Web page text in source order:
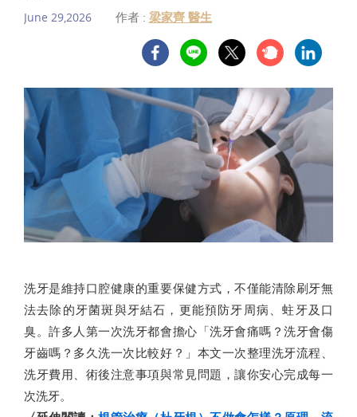
June 29,2026 作者 : 梁家齊 醫生
洗牙是維持口腔健康的重要保健方式，不僅能清除刷牙無
法去除的牙菌斑與牙結石，更能預防牙周病、蛀牙及口
臭。許多人第一次洗牙都會擔心「洗牙會痛嗎？洗牙會傷
牙齒嗎？多久洗一次比較好？」本文一次整理洗牙流程、
洗牙費用、術後注意事項與常見問題，讓你安心完成每一
次洗牙。